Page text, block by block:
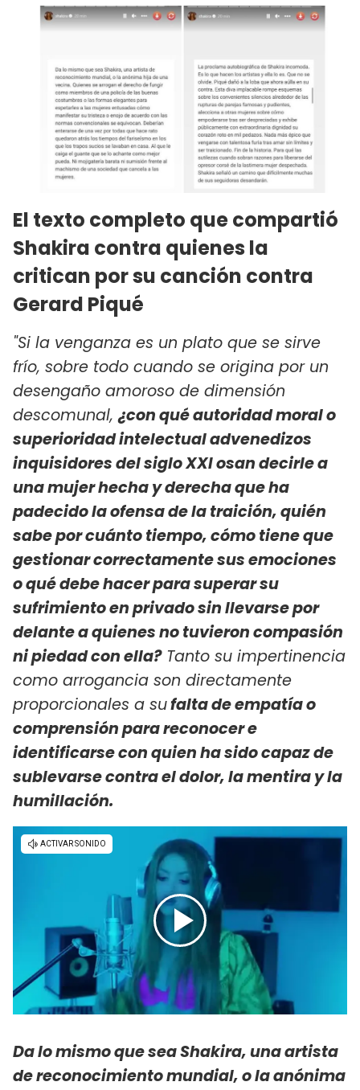
El texto completo que compartió
Shakira contra quienes la
critican por su canción contra
Gerard Piqué
"Si la venganza es un plato que se sirve
frío, sobre todo cuando se origina por un
desengaño amoroso de dimensión
descomunal,¿con qué autoridad moral o
superioridad intelectual advenedizos
inquisidores del siglo XXI osan decirle a
una mujer hecha y derecha que ha
padecido la ofensa de la traición, quién
sabe por cuánto tiempo, cómo tiene que
gestionar correctamente sus emociones
o qué debe hacer para superar su
sufrimiento en privado sin llevarse por
delante a quienes no tuvieron compasión
ni piedad con ella?Tanto su impertinencia
como arrogancia son directamente
proporcionales a sufalta de empatía o
comprensión para reconocer e
identificarse con quien ha sido capaz de
sublevarse contra el dolor, la mentira y la
humillación.
Da lo mismo que sea Shakira, una artista
de reconocimiento mundial, o la anónima